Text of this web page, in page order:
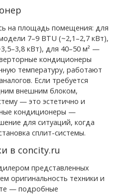
на площадь помещения: для
7–9 BTU (~2,1–2,7 кВт),
кВт), для 40–50 м² —
кондиционеры
температуру, работают
Если требуется
внешним блоком,
— это эстетично и
кондиционеры —
для ситуаций, когда
сплит-системы.
в concity.ru
представленных
оригинальность техники и
— подробные